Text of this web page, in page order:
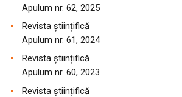
Apulum nr. 62, 2025
Revista științifică
Apulum nr. 61, 2024
Revista științifică
Apulum nr. 60, 2023
Revista științifică